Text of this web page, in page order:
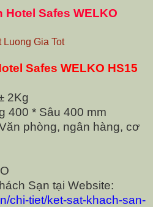
Hotel Safes WELKO
Safes WELKO HS15
2Kg
400 * Sâu 400 mm
phòng, ngân hàng, cơ
Sạn tại Website:
chi-tiet/ket-sat-khach-san-